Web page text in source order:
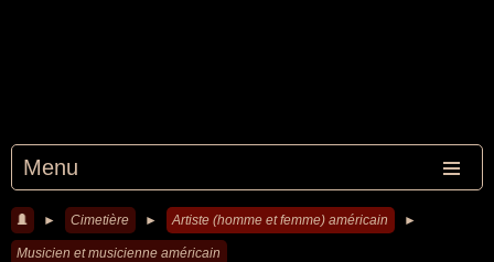
Menu
► Cimetière ► Artiste (homme et femme) américain ►
Musicien et musicienne américain